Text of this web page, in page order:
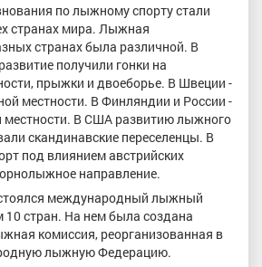
по лыжному спорту стали
странах мира. Лыжная
странах была различной. В
получили гонки на
прыжки и двоеборье. В Швеции -
местности. В Финляндии и России -
местности. В США развитию лыжного
скандинавские переселенцы. В
под влиянием австрийских
направление.
международный лыжный
10 стран. На нем была создана
комиссия, реорганизованная в
лыжную Федерацию.